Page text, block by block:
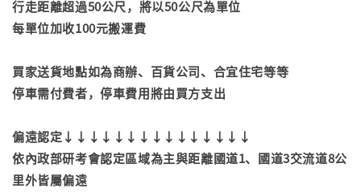
行走距離超過50公尺，將以50公尺為單位
每單位加收100元搬運費
買家送貨地點如為商辦、百貨公司、合宜住宅等等
停車需付費者，停車費用將由買方支出
偏遠認定↓↓↓↓↓↓↓↓↓↓↓↓↓↓↓
依內政部研考會認定區域為主與距離國道1、國道3交流道8公
里外皆屬偏遠